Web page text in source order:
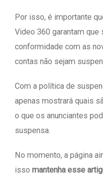
Por isso, é importante
Video 360 garantam
conformidade com as
contas não sejam
Com a política de
apenas mostrará quais
o que os anunciantes
suspensa.
No momento, a página
isso mantenha esse